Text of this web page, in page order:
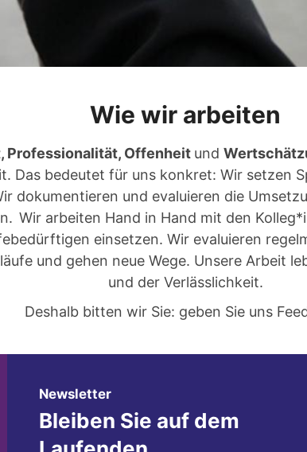
Wie wir arbeiten
Professionalität, Offenheit und
Das bedeutet für uns konkret: Wir setzen
dokumentieren und evaluieren die
Wir arbeiten Hand in Hand mit den
einsetzen. Wir evaluieren
und gehen neue Wege. Unsere Arbeit
und der Verlässlichkeit.
Deshalb bitten wir Sie: geben Sie uns
Newsletter:
Bleiben Sie auf dem